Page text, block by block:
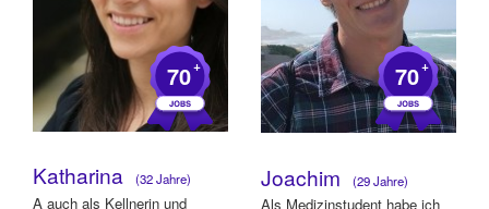
70+
Katharina (32 Jahre)
A auch als Kellnerin und
70+
Joachim (29 Jahre)
Als Medizinstudent habe ich